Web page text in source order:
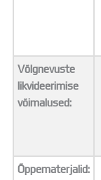
Võlgnevuste
likvideerimise
võimalused:
Õppematerjalid: